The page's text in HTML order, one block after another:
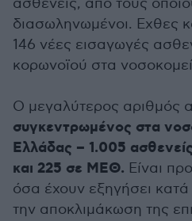
ασθενείς, από τους
διασωληνωμένοι. Εχθες
146 νέες εισαγωγές
κορωνοϊού στα
Ο μεγαλύτερος αριθμός
συγκεντρωμένος στα
Ελλάδας – 1.005
και 225 σε ΜΕΘ. Είναι
όσα έχουν εξηγήσει κατά
την αποκλιμάκωση της